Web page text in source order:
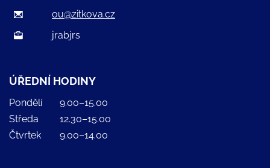
ou@zitkova.cz
jrabjrs
ÚŘEDNÍ HODINY
Pondělí
9.00–15.00
Středa
12.30–15.00
Čtvrtek
9.00–14.00